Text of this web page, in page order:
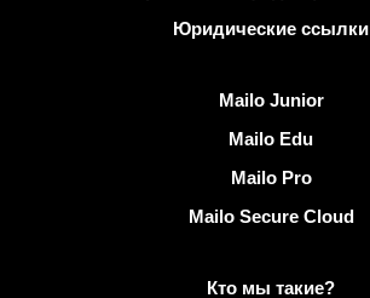
Юридические ссылки
Mailo Junior
Mailo Edu
Mailo Pro
Mailo Secure Cloud
Кто мы такие?